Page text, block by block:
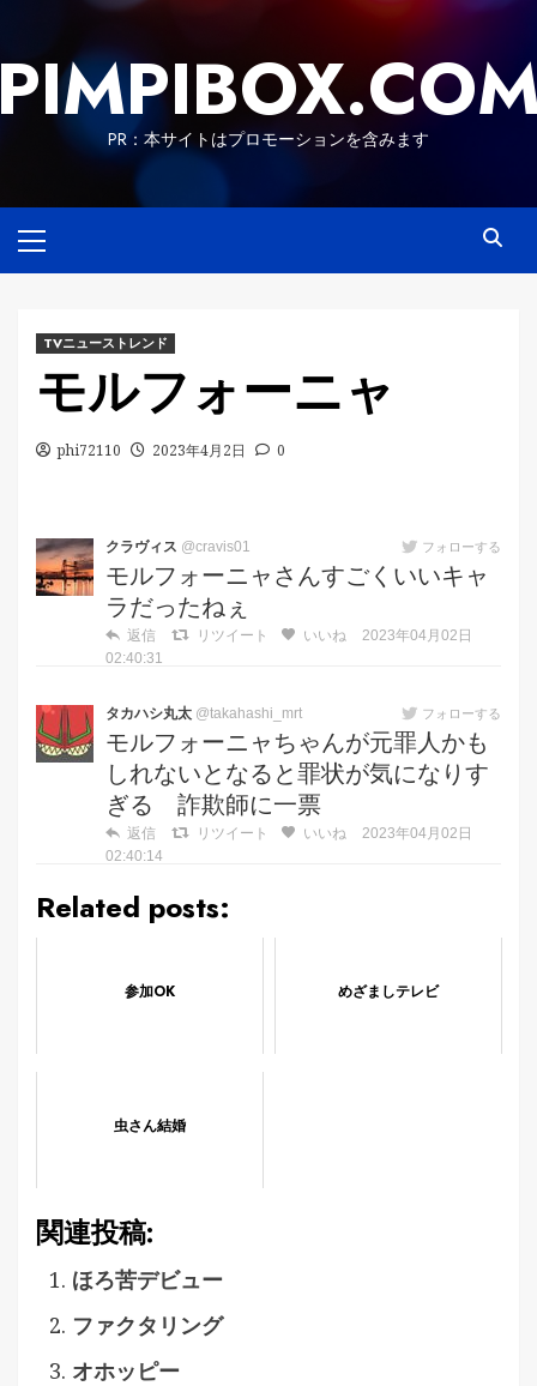
content
PR：本サイトはプロモーションを含みます
Menu
TVニューストレンド
モルフォーニャ
phi72110 2023年4月2日 0
クラヴィス @cravis01 フォローする
モルフォーニャさんすごくいいキャ
ラだったねぇ
返信 リツイート いいね
2023年04月02日
02:40:31
タカハシ丸太 @takahashi_mrt フォローする
モルフォーニャちゃんが元罪人かも
しれないとなると罪状が気になりす
ぎる 詐欺師に一票
返信 リツイート いいね
2023年04月02日
02:40:14
Related posts:
参加OK めざましテレビ
虫さん結婚
関連投稿:
ほろ苦デビュー
ファクタリング
オホッピー